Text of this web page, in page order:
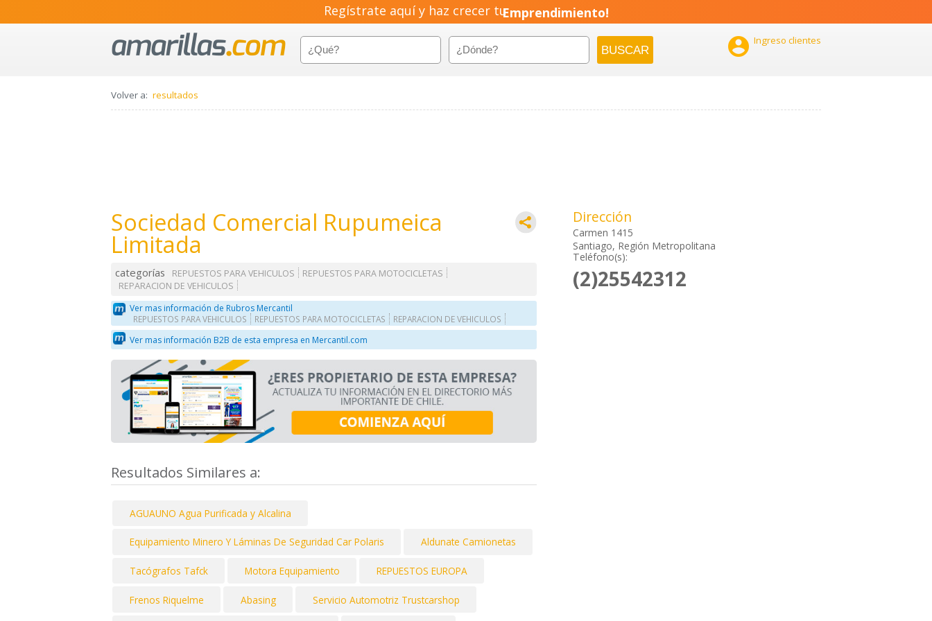
Regístrate aquí y haz crecer tuEmprendimiento!
 Ingreso clientes
Volver a: resultados
Sociedad Comercial Rupumeica
Limitada
categorías REPUESTOS PARA VEHICULOS
REPUESTOS PARA MOTOCICLETAS
REPARACION DE VEHICULOS
Ver mas información de Rubros Mercantil
REPUESTOS PARA VEHICULOS REPUESTOS PARA MOTOCICLETAS REPARACION DE VEHICULOS
Ver mas información B2B de esta empresa en Mercantil.com
Resultados Similares a:
AGUAUNO Agua Purificada y Alcalina
Equipamiento Minero Y Láminas De Seguridad Car Polaris Aldunate Camionetas
Tacógrafos Tafck Motora Equipamiento REPUESTOS EUROPA
Frenos Riquelme Abasing Servicio Automotriz Trustcarshop
Dirección
Carmen 1415
Santiago, Región Metropolitana
Teléfono(s):
(2)25542312